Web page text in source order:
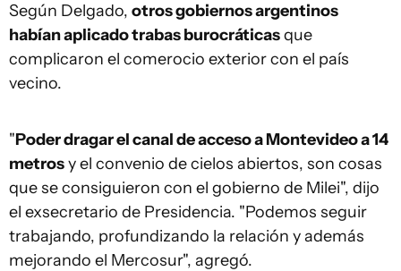
Según Delgado, otros gobiernos argentinos
habían aplicado trabas burocráticasque
complicaron el comerocio exterior con el país
vecino.
"Poder dragar el canal de acceso a Montevideo a 14
metrosy el convenio de cielos abiertos, son cosas
que se consiguieron con el gobierno de Milei", dijo
el exsecretario de Presidencia. "Podemos seguir
trabajando, profundizando la relación y además
mejorando el Mercosur", agregó.